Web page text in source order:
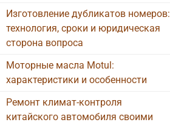
Изготовление дубликатов номеров:
технология, сроки и юридическая
сторона вопроса
Моторные масла Motul:
характеристики и особенности
Ремонт климат-контроля
китайского автомобиля своими